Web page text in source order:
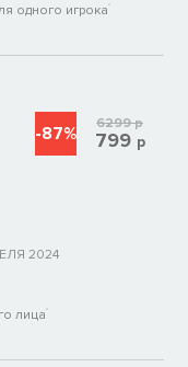
одного игрока
2024
лица
-87% 6299р
799 р